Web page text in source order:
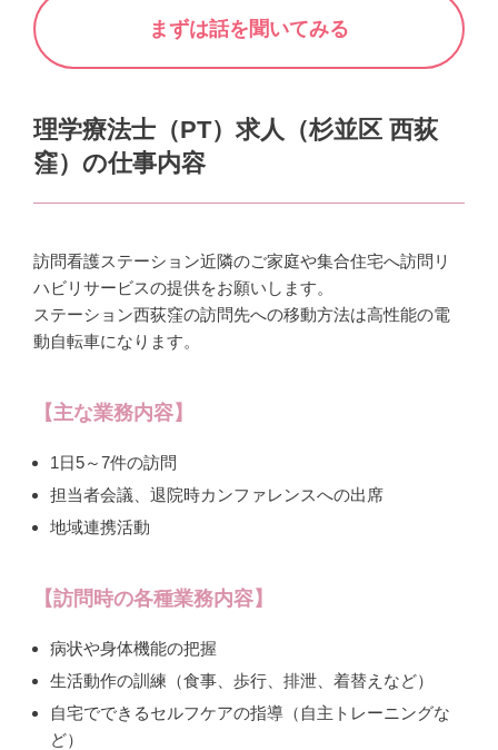
まずは話を聞いてみる
理学療法士（PT）求人（杉並区 西荻
窪）の仕事内容
訪問看護ステーション近隣のご家庭や集合住宅へ訪問リ
ハビリサービスの提供をお願いします。
ステーション西荻窪の訪問先への移動方法は高性能の電
動自転車になります。
【主な業務内容】
1日5～7件の訪問
担当者会議、退院時カンファレンスへの出席
地域連携活動
【訪問時の各種業務内容】
病状や身体機能の把握
生活動作の訓練（食事、歩行、排泄、着替えなど）
自宅でできるセルフケアの指導（自主トレーニングな
ど）